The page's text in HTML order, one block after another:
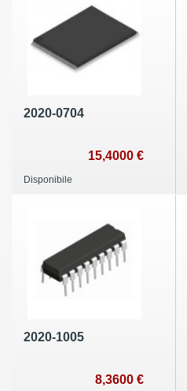
2020-0704
15,4000 €
Disponibile
2020-1005
8,3600 €